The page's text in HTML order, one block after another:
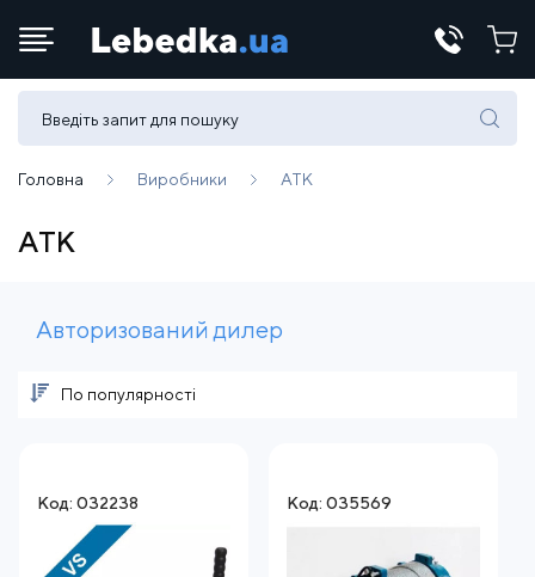
Телефони:
(067) 430 82-15
Головна Виробники АТК
АТК
Авторизований дилер
По популярності
Код: 032238 Код: 035569